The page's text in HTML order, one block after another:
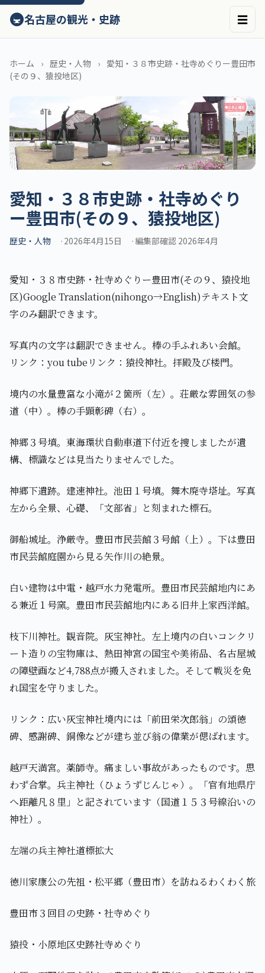
ン
テ
へ
ス
🚇名古屋の観光・史跡 ☰
ホーム 歴史・人物
愛知・３８市史跡・社寺めぐりー豊田市
(その９、猿投地区)
愛知・３８市史跡・社寺めぐり
ー豊田市(その９、猿投地区)
歴史・人物 2026年4月15日 編集部確認 2026年4月
愛知・３８市史跡・社寺めぐりー豊田市(その９、猿投地
区)Google Translation(nihongo→English)テキスト文
字のみ翻訳できます。
写真内の文字は翻訳できません。棒の手ふれあい会館。
リンク：you tubeリンク：猿投神社。拝殿及び楼門。
境内の水量豊富な小滝が２箇所（左）。荘厳な雰囲気の参
道（中）。棒の手顕彰碑（右）。
神郷３号墳。東海環状自動車道下付近を捜しましたが遺
構、標識などは見当たりませんでした。
神郷下遺跡。建速神社。池田１号墳。舞木廃寺塔址。写真
左から全景、心礎、「文部省」と刻まれた標石。
御船城址。浄厳寺。豊田市民芸館３号館（上）。下は豊田
市民芸館庭園から見る矢作川の絶景。
白い建物は中電・越戸水力発電所。豊田市民芸館地内にあ
る兼近１号窯。豊田市民芸館地内にある旧井上家西洋館。
枝下川神社。観音院。灰宝神社。左上境内の白いコンクリ
ート造りの宝物庫は、熱田神宮の国宝や美術品、名古屋城
の障壁画など4,788点が搬入されました。そして戦災を免
れ国宝を守りました。
リンク：広い灰宝神社境内には「前田栄次郎翁」の頌徳
碑、感謝碑、銅像などが建ち並び翁の偉業が偲ばれます。
越戸天満宮。薬師寺。痛ましい事故があったものです。思
わず合掌。兵主神社（ひょうずじんじゃ）。「官有地県庁
へ距離凡８里」と記されています（国道１５３号線沿いの
神社）。
左端の兵主神社道標拡大
徳川家康公の先祖・松平郷（豊田市）を訪ねるわくわく旅
豊田市３回目の史跡・社寺めぐり
猿投・小原地区史跡社寺めぐり